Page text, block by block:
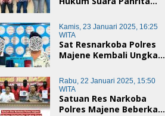
Dampingi Korban
Dugaan Pencemaran
Nama Baik dan
penggelapan di Polres
Kamis, 23 Januari 2025, 16:25
WITA
Sat Resnarkoba Polres
Majene Kembali Ungkap
Narkoba Jenis Sabu, Dua
Pelaku Diamankan
Rabu, 22 Januari 2025, 15:50
WITA
Satuan Res Narkoba
Polres Majene Beberkan